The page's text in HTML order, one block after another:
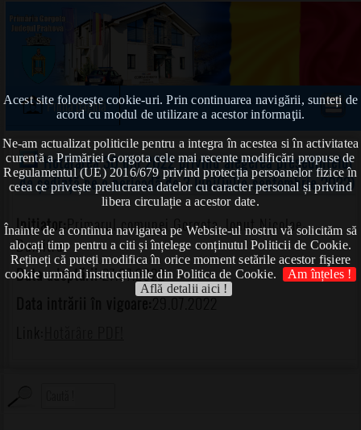
Acest site foloseşte cookie-uri. Prin continuarea navigării, sunteți de
acord cu modul de utilizare a acestor informaţii.
Ne-am actualizat politicile pentru a integra în acestea si în activitatea
curentă a Primăriei Gorgota cele mai recente modificări propuse de
Regulamentul (UE) 2016/679 privind protecția persoanelor fizice în
ceea ce privește prelucrarea datelor cu caracter personal și privind
libera circulație a acestor date.
Înainte de a continua navigarea pe Website-ul nostru vă solicităm să
alocați timp pentru a citi și înțelege conținutul Politicii de Cookie.
Rețineți că puteți modifica în orice moment setările acestor fişiere
cookie urmând instrucțiunile din Politica de Cookie.
Am înțeles !
Află detalii aici !
Prima pagină
Hotărârea 30 din 2022 privind alegerea președintelui
de ședință pe o perioadă de 3 luni(iulie-septembrie 2022)
Inițiator:Primarul comunei Gorgota, Ionuț Nicolae-
Dumitru
Data adoptării:27.07.2022